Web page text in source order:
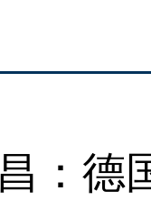
：德